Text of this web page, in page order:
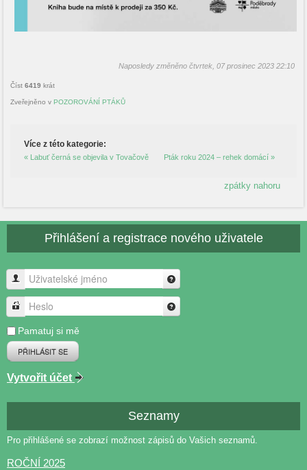
Naposledy změněno čtvrtek, 07 prosinec 2023 22:10
Číst 6419 krát
Zveřejněno v POZOROVÁNÍ PTÁKŮ
Více z této kategorie:
« Labuť černá se objevila v Tovačově Pták roku 2024 – rehek domácí »
zpátky nahoru
Přihlášení a registrace nového uživatele
Uživatelské jméno
Heslo
Pamatuj si mě
PŘIHLÁSIT SE
Vytvořit účet
Seznamy
Pro přihlášené se zobrazí možnost zápisů do Vašich seznamů.
ROČNÍ 2025